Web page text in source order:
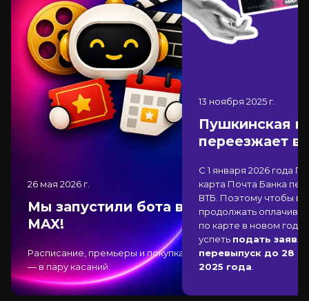
26 мая 2026 г.
Мы запустили бота в
MAX!
Расписание, премьеры и покупка
— в пару касаний.
13 ноября 2025 г.
Пушкинская
переезжает в
С 1 января 2026 года
карта Почта Банка
ВТБ . Поэтому чтобы
продолжать
по карте в новом
успеть подать
перевыпуск до 28
2025 года